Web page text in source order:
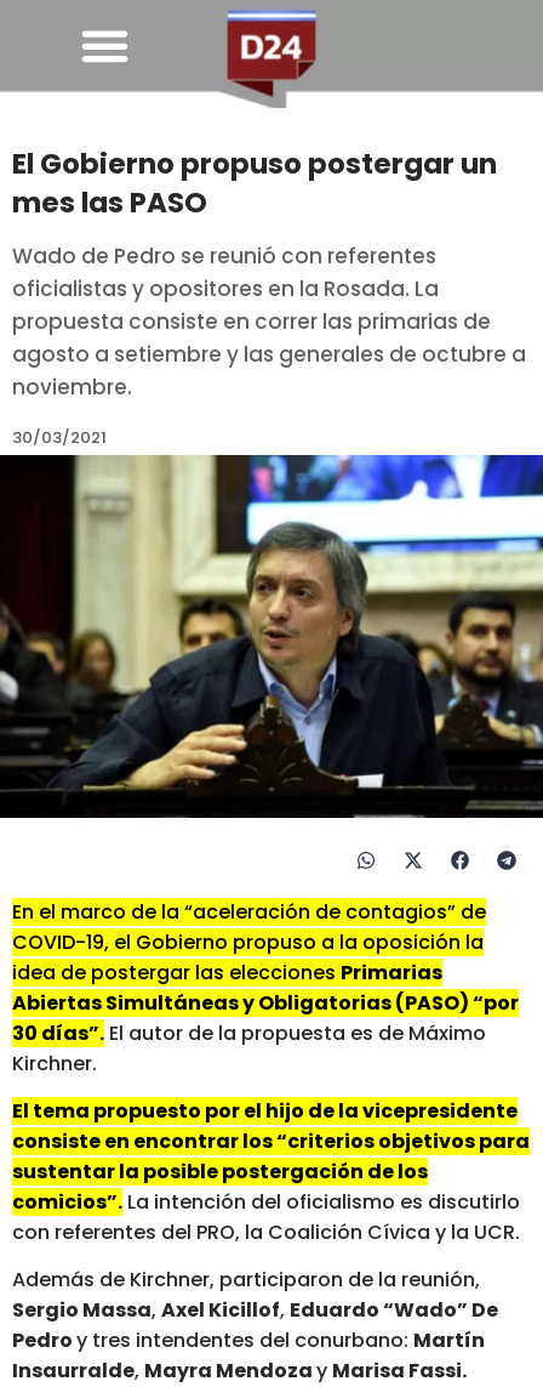
El Gobierno propuso postergar un
mes las PASO
Wado de Pedro se reunió con referentes
oficialistas y opositores en la Rosada. La
propuesta consiste en correr las primarias de
agosto a setiembre y las generales de octubre a
noviembre.
30/03/2021
En el marco de la “aceleración de contagios” de
COVID-19, el Gobierno propuso a la oposición la
idea de postergar las elecciones Primarias
Abiertas Simultáneas y Obligatorias (PASO) “por
30 días”. El autor de la propuesta es de Máximo
Kirchner.
El tema propuesto por el hijo de la vicepresidente
consiste en encontrar los “criterios objetivos para
sustentar la posible postergación de los
comicios”. La intención del oficialismo es discutirlo
con referentes del PRO, la Coalición Cívica y la UCR.
Además de Kirchner, participaron de la reunión,
Sergio Massa, Axel Kicillof, Eduardo “Wado” De
Pedroy tres intendentes del conurbano: Martín
Insaurralde, Mayra Mendozay Marisa Fassi.